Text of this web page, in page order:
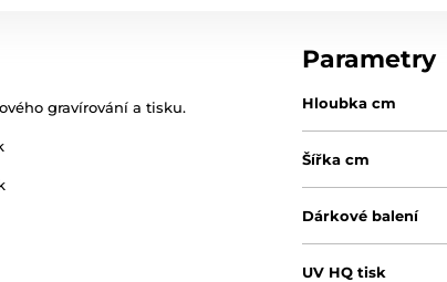
gravírování a tisku.
Parametry
Hloubka cm
Šířka cm
Dárkové balení
UV HQ tisk